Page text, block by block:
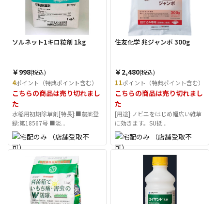
ソルネット1キロ粒剤 1kg
￥998(税込)
4ポイント（特典ポイント含む）
こちらの商品は売り切れまし
た
水稲用初期除草剤[特長]:■農薬登
録:第18567号 ■淡...
住友化学 兆ジャンボ 300g
￥2,480(税込)
11ポイント（特典ポイント含む）
こちらの商品は売り切れまし
た
[用途]:ノビエをはじめ幅広い雑草
に効きます。SU抵...